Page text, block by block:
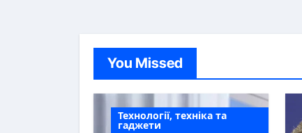
You Missed
Технології, техніка та
гаджети